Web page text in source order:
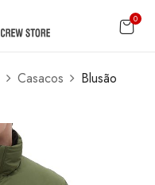
0
Casacos
Blusão